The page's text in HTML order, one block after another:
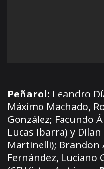
Peñarol: Leandro
Máximo Machado,
González; Facundo
Lucas Ibarra) y Dilan
Martinelli); Brandon
Fernández, Luciano